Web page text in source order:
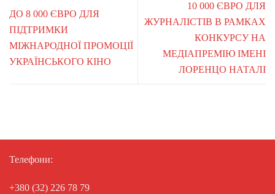
ДО 8 000 ЄВРО ДЛЯ
ПІДТРИМКИ
МІЖНАРОДНОЇ ПРОМОЦІЇ
УКРАЇНСЬКОГО КІНО
10 000 ЄВРО ДЛЯ
ЖУРНАЛІСТІВ В РАМКАХ
КОНКУРСУ НА
МЕДІАПРЕМІЮ ІМЕНІ
ЛОРЕНЦО НАТАЛІ
Телефони:
+380 (32) 226 78 79